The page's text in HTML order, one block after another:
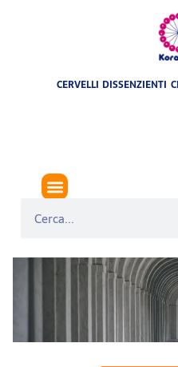
CERVELLI DISSENZIENTI